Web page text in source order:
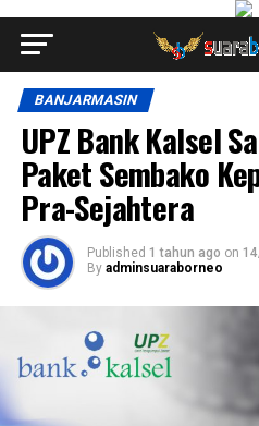
BANJARMASIN
UPZ Bank Kalsel
Paket Sembako
Pra-Sejahtera
Published 1 tahun ago on
By adminsuaraborneo